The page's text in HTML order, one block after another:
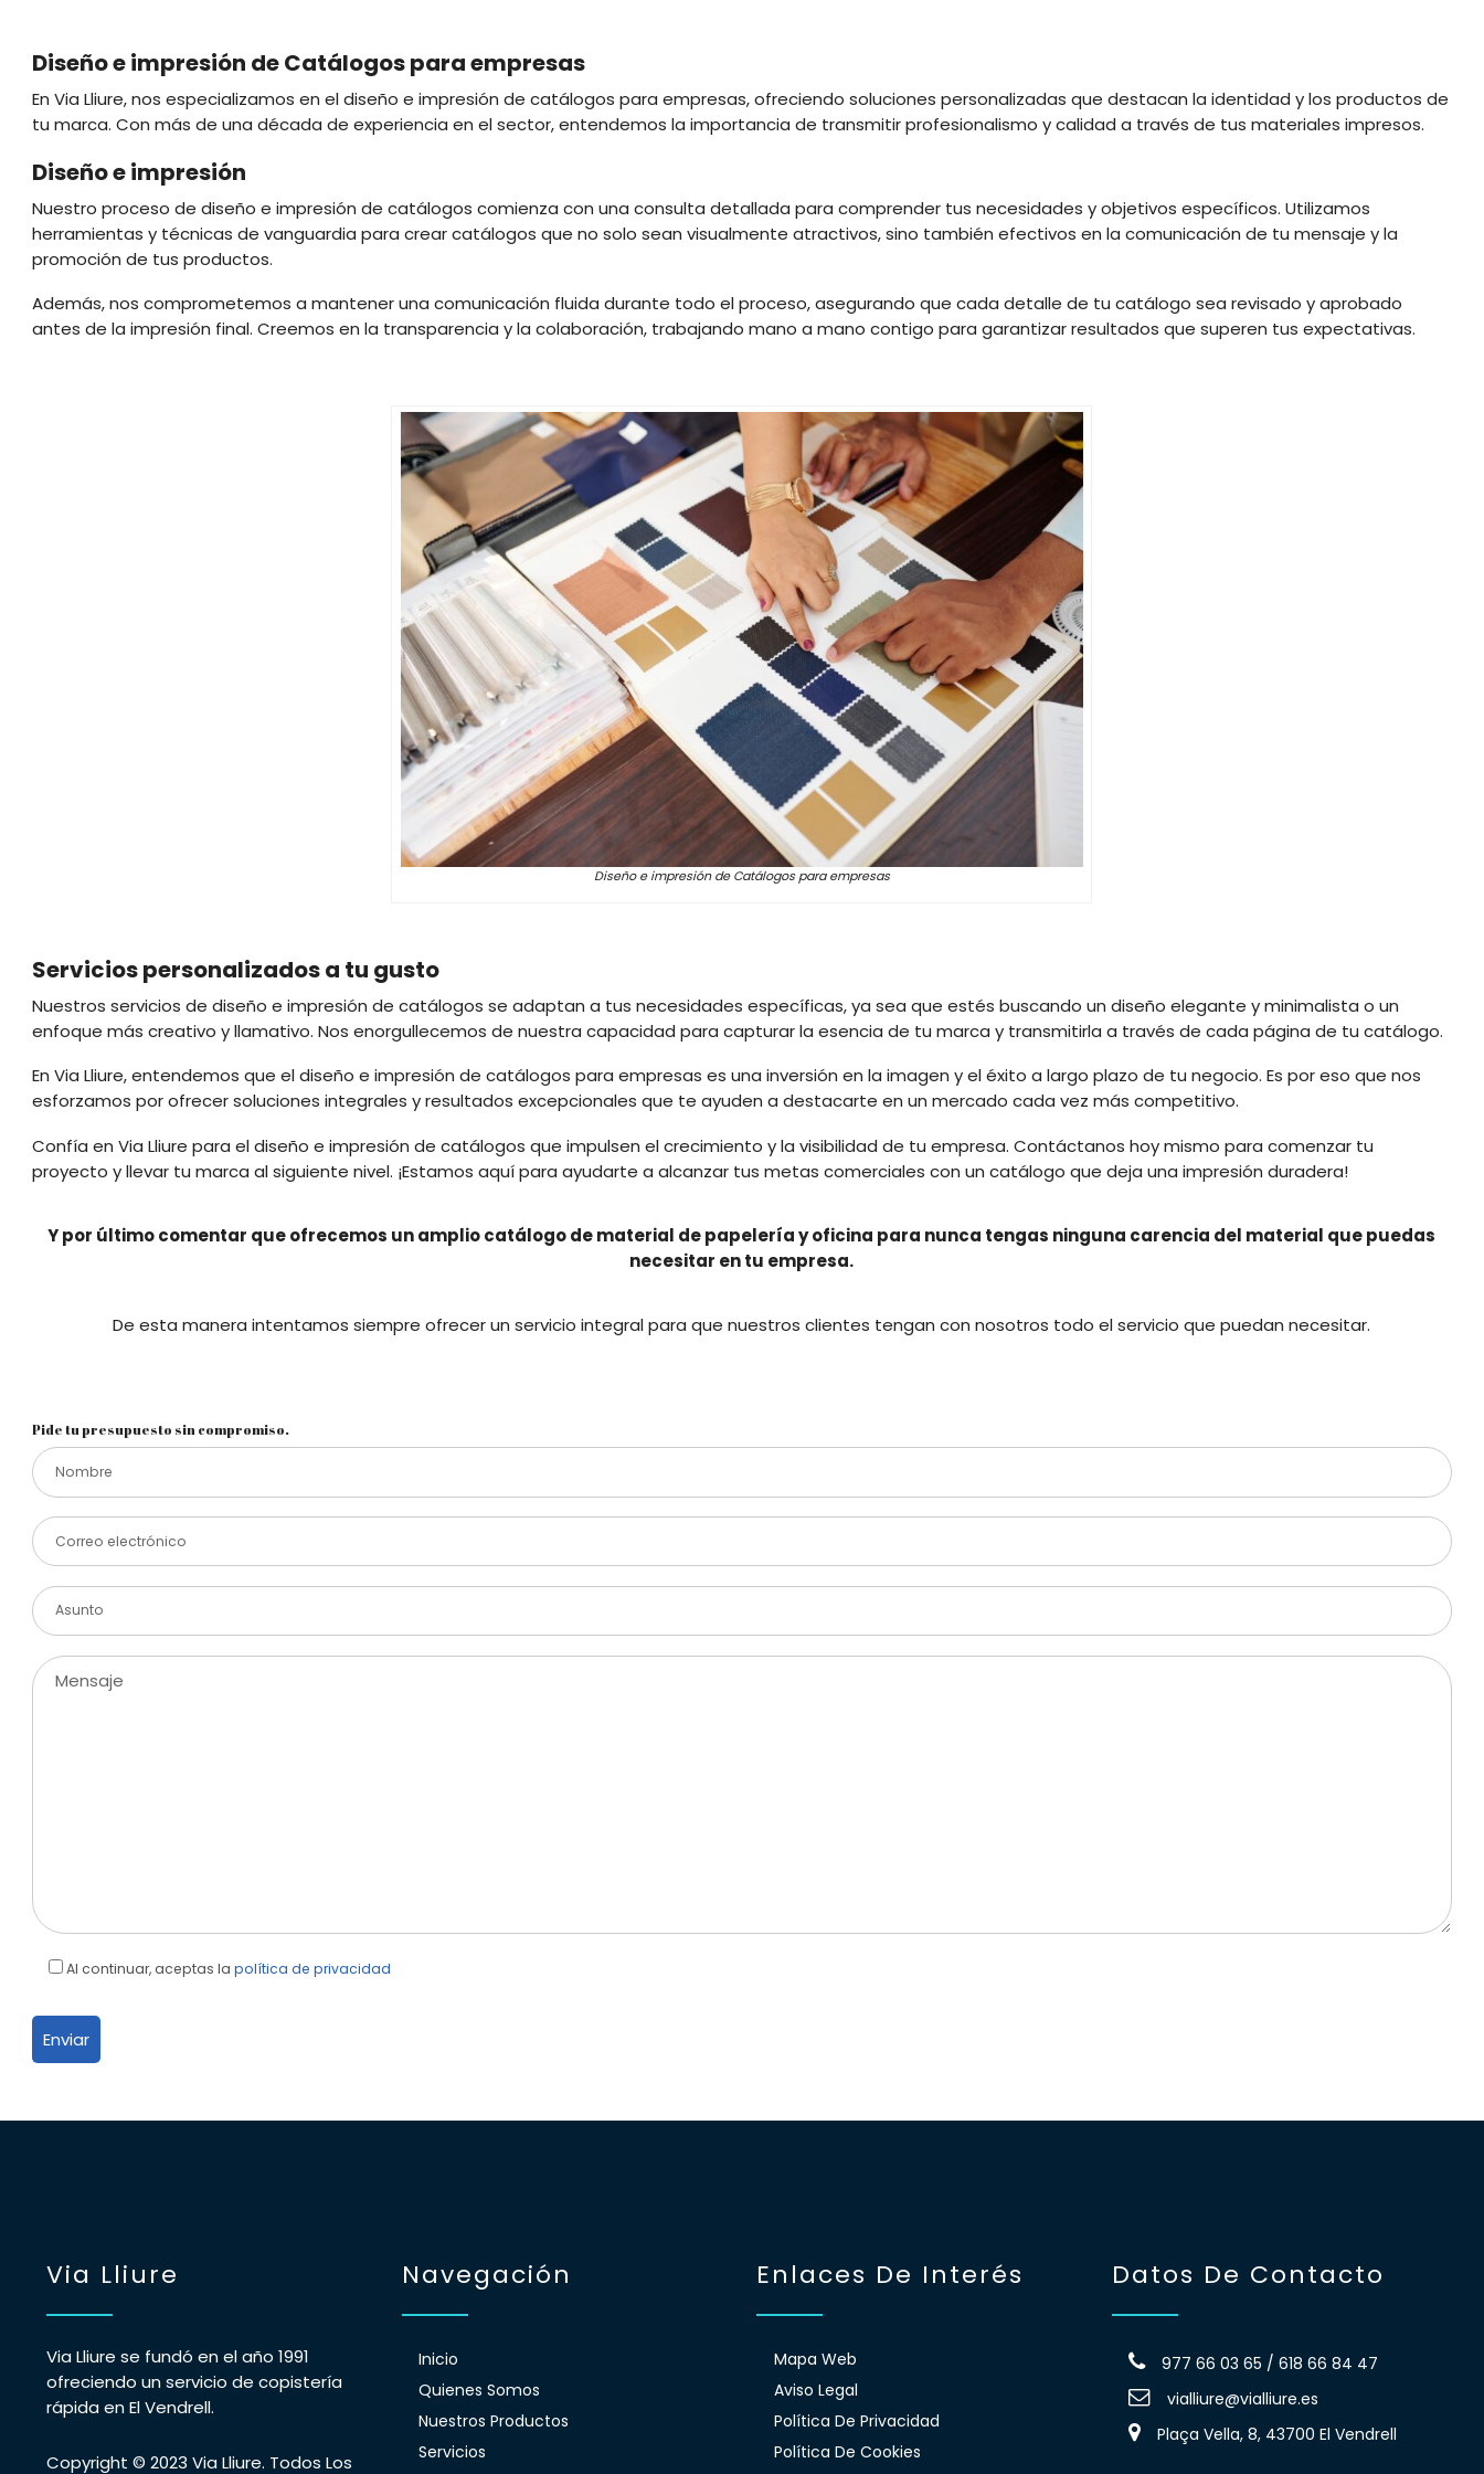
Diseño e impresión de Catálogos para empresas
En Via Lliure, nos especializamos en el diseño e impresión de catálogos para empresas, ofreciendo soluciones personalizadas que destacan la identidad y los productos de
tu marca. Con más de una década de experiencia en el sector, entendemos la importancia de transmitir profesionalismo y calidad a través de tus materiales impresos.
Diseño e impresión
Nuestro proceso de diseño e impresión de catálogos comienza con una consulta detallada para comprender tus necesidades y objetivos específicos. Utilizamos
herramientas y técnicas de vanguardia para crear catálogos que no solo sean visualmente atractivos, sino también efectivos en la comunicación de tu mensaje y la
promoción de tus productos.
Además, nos comprometemos a mantener una comunicación fluida durante todo el proceso, asegurando que cada detalle de tu catálogo sea revisado y aprobado
antes de la impresión final. Creemos en la transparencia y la colaboración, trabajando mano a mano contigo para garantizar resultados que superen tus expectativas.
Diseño e impresión de Catálogos para empresas
Servicios personalizados a tu gusto
Nuestros servicios de diseño e impresión de catálogos se adaptan a tus necesidades específicas, ya sea que estés buscando un diseño elegante y minimalista o un
enfoque más creativo y llamativo. Nos enorgullecemos de nuestra capacidad para capturar la esencia de tu marca y transmitirla a través de cada página de tu catálogo.
En Via Lliure, entendemos que el diseño e impresión de catálogos para empresas es una inversión en la imagen y el éxito a largo plazo de tu negocio. Es por eso que nos
esforzamos por ofrecer soluciones integrales y resultados excepcionales que te ayuden a destacarte en un mercado cada vez más competitivo.
Confía en Via Lliure para el diseño e impresión de catálogos que impulsen el crecimiento y la visibilidad de tu empresa. Contáctanos hoy mismo para comenzar tu
proyecto y llevar tu marca al siguiente nivel. ¡Estamos aquí para ayudarte a alcanzar tus metas comerciales con un catálogo que deja una impresión duradera!
Y por último comentar que ofrecemos un amplio catálogo de material de papelería y oficina para nunca tengas ninguna carencia del material que puedas
necesitar en tu empresa.
De esta manera intentamos siempre ofrecer un servicio integral para que nuestros clientes tengan con nosotros todo el servicio que puedan necesitar.
Pide tu presupuesto sin compromiso.
Al continuar, aceptas lapolítica de privacidad
Via Lliure
Via Lliure se fundó en el año 1991
ofreciendo un servicio de copistería
rápida en El Vendrell.
Copyright © 2023 Via Lliure. Todos Los
Navegación
Inicio
Quienes Somos
Nuestros Productos
Servicios
Enlaces De Interés
Mapa Web
Aviso Legal
Política De Privacidad
Política De Cookies
Datos De Contacto
977 66 03 65 / 618 66 84 47
vialliure@vialliure.es
Plaça Vella, 8, 43700 El Vendrell